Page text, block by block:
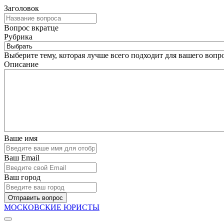
Заголовок
Вопрос вкратце
Рубрика
Выберите тему, которая лучше всего подходит для вашего
Описание
Ваше имя
Ваш Email
Ваш город
Отправить вопрос
МОСКОВСКИЕ ЮРИСТЫ